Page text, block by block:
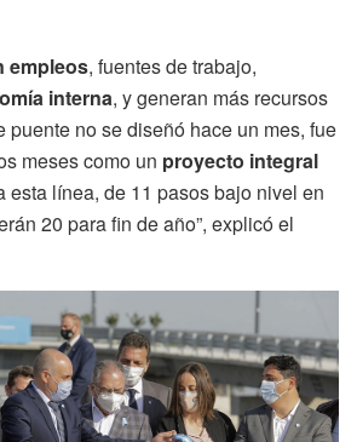
empleos, fuentes de trabajo,
interna, y generan más recursos
puente no se diseñó hace un mes, fue
meses como un proyecto integral
esta línea, de 11 pasos bajo nivel en
20 para fin de año”, explicó el